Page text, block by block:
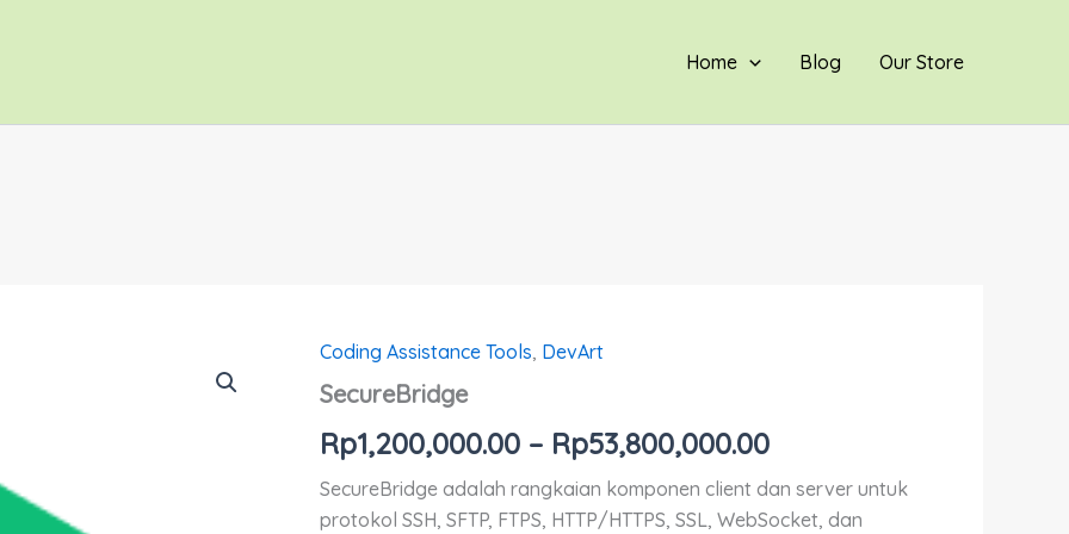
Home Blog Our Store
Coding Assistance Tools, DevArt
SecureBridge
Rp1,200,000.00 – Rp53,800,000.00Rp1,200,000.00
hingga
SecureBridge adalah rangkaian komponen client dan server untuk
protokol SSH, SFTP, FTPS, HTTP/HTTPS, SSL, WebSocket, dan
Kuantitas
Rp53,800,000.00